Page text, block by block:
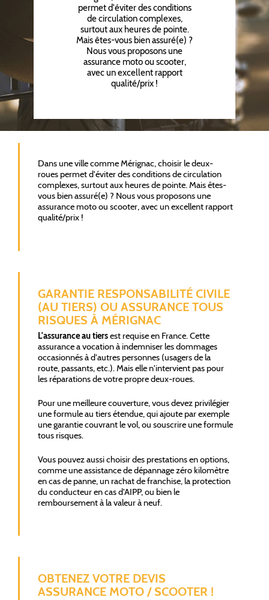
permet d'éviter des conditions
de circulation complexes,
surtout aux heures de pointe.
Mais êtes-vous bien assuré(e) ?
Nous vous proposons une
assurance moto ou scooter,
avec un excellent rapport
qualité/prix !
Dans une ville comme Mérignac, choisir le deux-
roues permet d'éviter des conditions de circulation
complexes, surtout aux heures de pointe. Mais êtes-
vous bien assuré(e) ? Nous vous proposons une
assurance moto ou scooter, avec un excellent rapport
qualité/prix !
GARANTIE RESPONSABILITÉ CIVILE
(AU TIERS) OU ASSURANCE TOUS
RISQUES À MÉRIGNAC
L'assurance au tiersest requise en France. Cette
assurance a vocation à indemniser les dommages
occasionnés à d'autres personnes (usagers de la
route, passants, etc.). Mais elle n'intervient pas pour
les réparations de votre propre deux-roues.
Pour une meilleure couverture, vous devez privilégier
une formule au tiers étendue, qui ajoute par exemple
une garantie couvrant le vol, ou souscrire une formule
tous risques.
Vous pouvez aussi choisir des prestations en options,
comme une assistance de dépannage zéro kilomètre
en cas de panne, un rachat de franchise, la protection
du conducteur en cas d'AIPP, ou bien le
remboursement à la valeur à neuf.
OBTENEZ VOTRE DEVIS
ASSURANCE MOTO / SCOOTER !